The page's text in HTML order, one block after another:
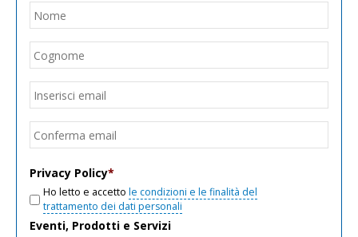
Nome
Email
Privacy Policy*
Ho letto e accetto le condizioni e le finalità del
trattamento dei dati personali
Eventi, Prodotti e Servizi